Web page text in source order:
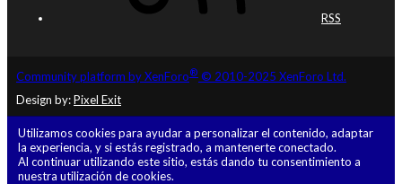
RSS
Community platform by XenForo® © 2010-2025 XenForo Ltd.
Design by:Pixel Exit
Utilizamos cookies para ayudar a personalizar el contenido, adaptar
la experiencia, y si estás registrado, a mantenerte conectado.
Al continuar utilizando este sitio, estás dando tu consentimiento a
nuestra utilización de cookies.